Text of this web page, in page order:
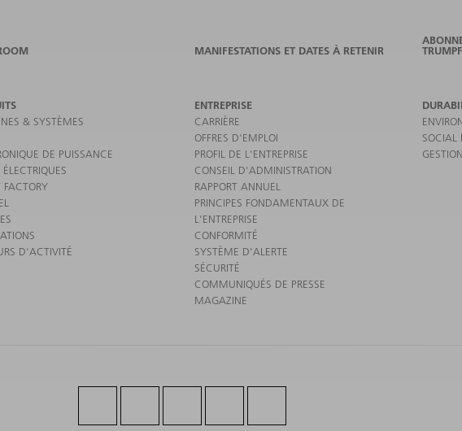
MANIFESTATIONS ET DATES À RETENIR
TRUMPF
& SYSTÈMES
DE PUISSANCE
D'ACTIVITÉ
ENTREPRISE
CARRIÈRE
OFFRES D'EMPLOI
PROFIL DE L'ENTREPRISE
CONSEIL D'ADMINISTRATION
RAPPORT ANNUEL
PRINCIPES FONDAMENTAUX DE
L'ENTREPRISE
CONFORMITÉ
SYSTÈME D'ALERTE
SÉCURITÉ
COMMUNIQUÉS DE PRESSE
MAGAZINE
SOCIAL